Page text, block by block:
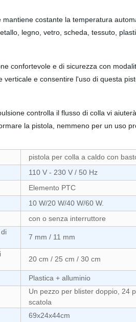
mantiene costante la temperatura
legno, vetro, scheda, tessuto,
confortevole e di sicurezza con
verticale e consentire l'uso di questa
controlla il flusso di colla vi
la pistola, nemmeno per un uso
pistola per colla a caldo con
110 V - 230 V / 50 Hz
Elemento PTC
10 W/20 W/40 W/60 W.
con o senza interruttore
7 mm / 11 mm
20 cm / 25 cm / 30 cm
Plastica + alluminio
Un pezzo per blister doppio, 24
scatola
69x24x44cm